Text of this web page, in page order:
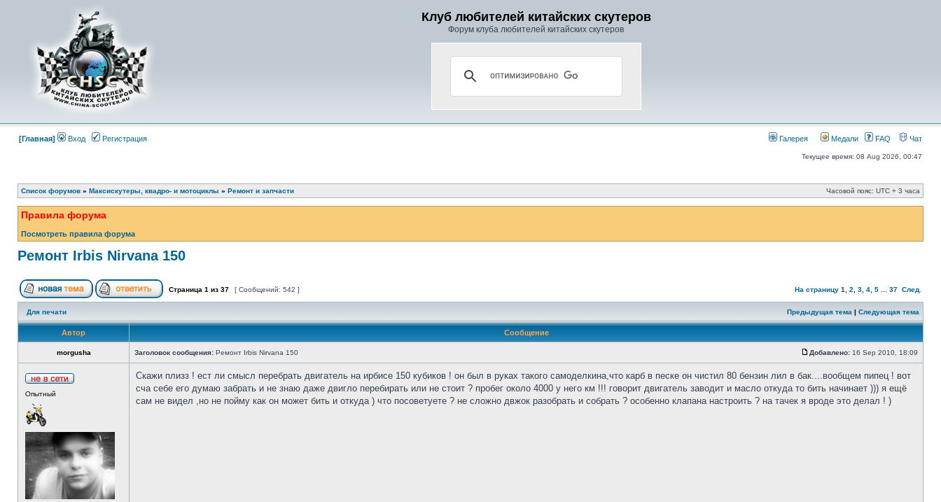
Клуб любителей китайских скутеров
Форум клуба любителей китайских скутеров
[Главная] Вход Регистрация Галерея Медали FAQ Чат
Текущее время: 08 Aug 2026, 00:47
Список форумов » Максискутеры, квадро- и мотоциклы » Ремонт и запчасти Часовой пояс: UTC + 3 часа
Правила форума
Посмотреть правила форума
Ремонт Irbis Nirvana 150
Страница 1 из 37 [ Сообщений: 542 ] На страницу 1 2 3 4 5 37 След.
Для печати Предыдущая тема | Следующая тема
Автор Сообщение
morgusha Заголовок сообщения: Ремонт Irbis Nirvana 150 Добавлено: 16 Sep 2010, 18:09
Опытный
Скажи плизз ! ест ли смысл перебрать двигатель на ирбисе 150 кубиков ! он был в руках такого самоделкина,что карб в песке он чистил 80 бензин лил в бак....вообщем пипец ! вот
сча себе его думаю забрать и не знаю даже двигло перебирать или не стоит ? пробег около 4000 у него км !!! говорит двигатель заводит и масло откуда то бить начинает ))) я ещё
сам не видел ,но не пойму как он может бить и откуда ) что посоветуете ? не сложно двжок разобрать и собрать ? особенно клапана настроить ? на тачек я вроде это делал ! )